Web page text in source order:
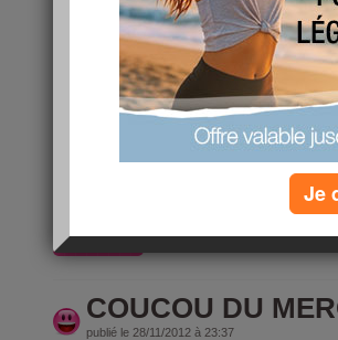
UN PEU FATIGUER J'AI TRES MAL DORMI
LE MOLLET DROIT PLUSIEURS FOIS . JE
CROIS QUE JE VAIS ME COUCHER DE
DEMAIN MAMIE NOUNOU TOUTE LA
FILLE PART POUR SA JOURNEE
JE VOUS SOUHAITE UNE......
BONNE SOIREE ET SURTOUT UNE BONNE
lire la suite
COUCOU DU
publié le 28/11/2012 à 23:37
Je